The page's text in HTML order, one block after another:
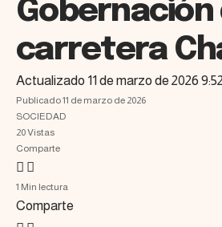
Gobernación
carretera
Actualizado 11 de marzo de 2026
Publicado 11 de marzo de 2026
SOCIEDAD
20 Vistas
Comparte
1 Min lectura
Comparte